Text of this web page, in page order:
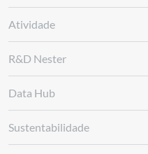
Atividade
R&D Nester
Data Hub
Sustentabilidade